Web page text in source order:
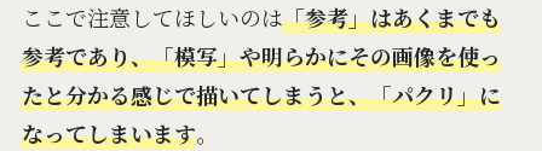
ここで注意してほしいのは「参考」はあくまでも
参考であり、「模写」や明らかにその画像を使っ
たと分かる感じで描いてしまうと、「パクリ」に
なってしまいます。